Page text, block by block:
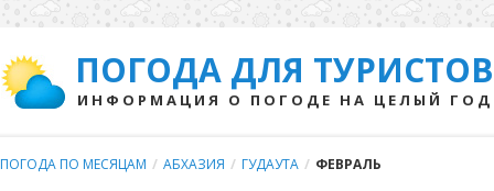
ПОГОДА ДЛЯ ТУРИСТОВ
ИНФОРМАЦИЯ О ПОГОДЕ НА ЦЕЛЫЙ ГОД
ПОГОДА ПО МЕСЯЦАМ / АБХАЗИЯ / ГУДАУТА / ФЕВРАЛЬ